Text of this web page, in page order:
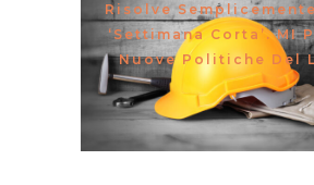
Risolve
‘settimana Corta’. MI
Nuove Politiche Del